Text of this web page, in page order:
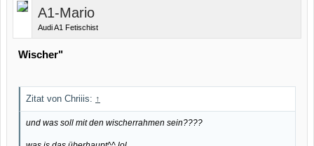
A1-Mario
Audi A1 Fetischist
Wischer"
Zitat von Chriiis: ↑
und was soll mit den wischerrahmen sein????